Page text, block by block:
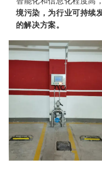
境污染，为行业可持续
的解决方案。